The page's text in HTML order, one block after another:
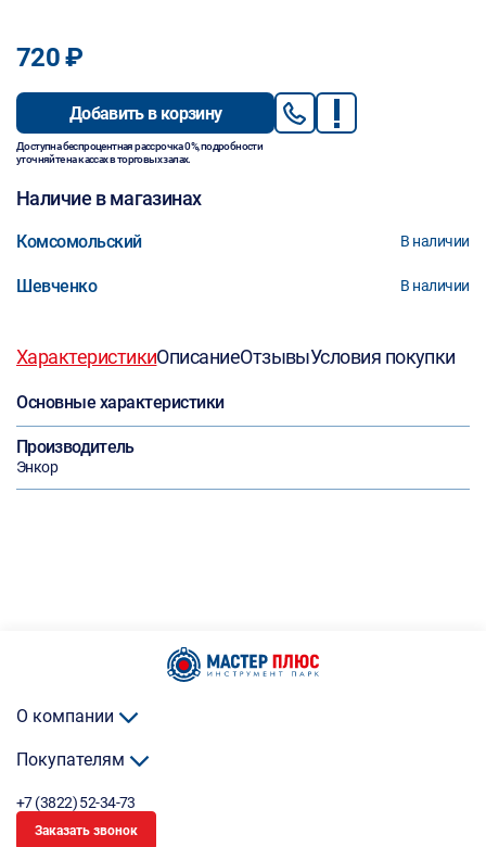
720 ₽
Добавить в корзину
Доступна беспроцентная рассрочка 0%, подробности
уточняйте на кассах в торговых залах.
Наличие в магазинах
Комсомольский В наличии
Шевченко В наличии
ХарактеристикиОписаниеОтзывыУсловия покупки
Основные характеристики
Производитель
Энкор
О компании
Покупателям
+7 (3822) 52-34-73
Заказать звонок